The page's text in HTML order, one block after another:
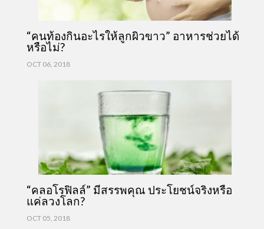
“คนท้องกินอะไรให้ลูกผิวขาว” อาหารช่วยได้
หรือไม่?
OCT 06, 2018
“คลอโรฟิลล์” มีสรรพคุณ ประโยชน์จริงหรือ
แค่ลวงโลก?
OCT 05, 2018